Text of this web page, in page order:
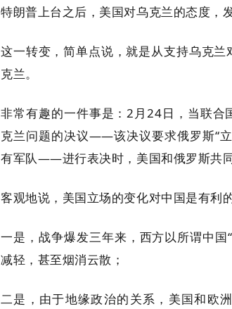
特朗普上台之后，美国对乌克兰的态度，
这一转变，简单点说，就是从支持乌克
克兰。
非常有趣的一件事是：2月24日，当联
克兰问题的决议——该决议要求俄罗斯“
有军队——进行表决时，美国和俄罗斯共
客观地说，美国立场的变化对中国是有利的
一是，战争爆发三年来，西方以所谓中
减轻，甚至烟消云散；
二是，由于地缘政治的关系，美国和欧